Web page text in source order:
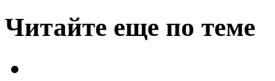
Читайте еще по теме